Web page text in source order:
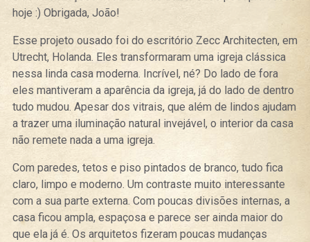
hoje :) Obrigada, João!
Esse projeto ousado foi do escritório Zecc Architecten, em
Utrecht, Holanda. Eles transformaram uma igreja clássica
nessa linda casa moderna. Incrível, né? Do lado de fora
eles mantiveram a aparência da igreja, já do lado de dentro
tudo mudou. Apesar dos vitrais, que além de lindos ajudam
a trazer uma iluminação natural invejável, o interior da casa
não remete nada a uma igreja.
Com paredes, tetos e piso pintados de branco, tudo fica
claro, limpo e moderno. Um contraste muito interessante
com a sua parte externa. Com poucas divisões internas, a
casa ficou ampla, espaçosa e parece ser ainda maior do
que ela já é. Os arquitetos fizeram poucas mudanças